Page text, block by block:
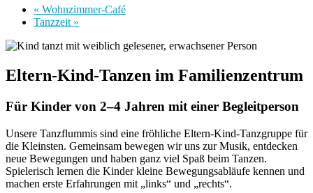
« Wohnzimmer-Café
Tanzzeit »
Eltern-Kind-Tanzen im Familienzentrum
Für Kinder von 2–4 Jahren mit einer Begleitperson
Unsere Tanzflummis sind eine fröhliche Eltern-Kind-Tanzgruppe für
die Kleinsten. Gemeinsam bewegen wir uns zur Musik, entdecken
neue Bewegungen und haben ganz viel Spaß beim Tanzen.
Spielerisch lernen die Kinder kleine Bewegungsabläufe kennen und
machen erste Erfahrungen mit „links“ und „rechts“.